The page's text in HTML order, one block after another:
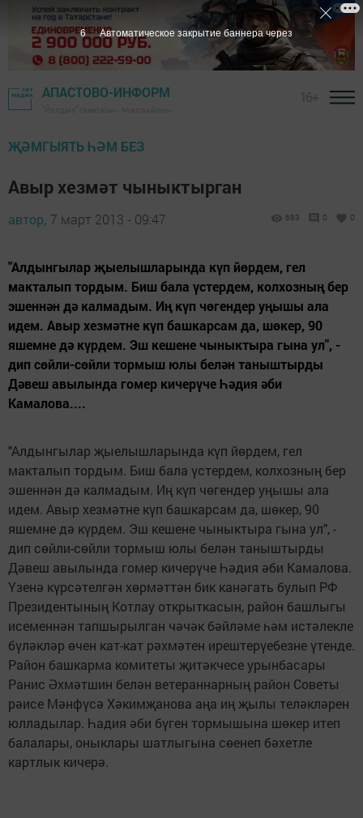
АПАСТОВО-ИНФОРМ
ҖӘМГЫЯТЬ ҺӘМ БЕЗ
Авыр хезмәт чыныктырган
автор, 7 март 2013 - 09:47 683 0 0
"Алдынгылар җыелышларында күп йөрдем, гел
макталып тордым. Биш бала үстердем, колхозның бер
эшеннән дә калмадым. Иң күп чөгендер уңышы ала
идем. Авыр хезмәтне күп башкарсам да, шөкер, 90
яшемне дә күрдем. Эш кешене чыныктыра гына ул", -
дип сөйли-сөйли тормыш юлы белән таныштырды
Дәвеш авылында гомер кичерүче Һәдия әби
Камалова....
"Алдынгылар җыелышларында күп йөрдем, гел
макталып тордым. Биш бала үстердем, колхозның бер
эшеннән дә калмадым. Иң күп чөгендер уңышы ала
идем. Авыр хезмәтне күп башкарсам да, шөкер, 90
яшемне дә күрдем. Эш кешене чыныктыра гына ул", -
дип сөйли-сөйли тормыш юлы белән таныштырды
Дәвеш авылында гомер кичерүче Һәдия әби Камалова.
Үзенә күрсәтелгән хөрмәттән бик канәгать булып РФ
Президентының Котлау открыткасын, район башлыгы
исеменнән тапшырылган чәчәк бәйләме һәм истәлекле
бүләкләр өчен кат-кат рәхмәтен ирештерүебезне үтенде.
Район башкарма комитеты җитәкчесе урынбасары
Ранис Әхмәтшин белән ветераннарның район Советы
рәисе Мәнфүсә Хәкимҗанова аңа иң җылы теләкләрен
юлладылар. Һадия әби бүген тормышына шөкер итеп
балалары, оныклары шатлыгына сөенеп бәхетле
картлык кичерә.
5 Автоматическое закрытие баннера через